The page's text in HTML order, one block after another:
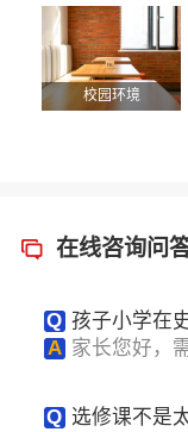
校园环境
在线咨询问
Q 孩子小学在
毕业后去美国
否可以接收？
A 家长您好，
Q 选修课不是